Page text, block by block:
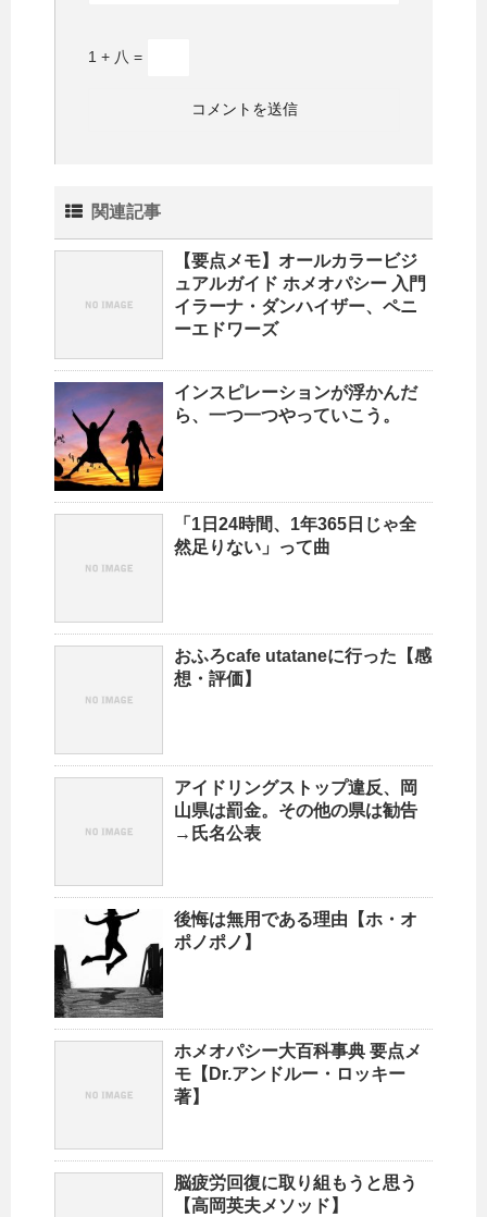
1 + 八 =
関連記事
【要点メモ】オールカラービジ
ュアルガイド ホメオパシー 入門
イラーナ・ダンハイザー、ペニ
ーエドワーズ
インスピレーションが浮かんだ
ら、一つ一つやっていこう。
「1日24時間、1年365日じゃ全
然足りない」って曲
おふろcafe utataneに行った【感
想・評価】
アイドリングストップ違反、岡
山県は罰金。その他の県は勧告
→氏名公表
後悔は無用である理由【ホ・オ
ポノポノ】
ホメオパシー大百科事典 要点メ
モ【Dr.アンドルー・ロッキー
著】
脳疲労回復に取り組もうと思う
【高岡英夫メソッド】